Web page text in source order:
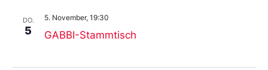
DO.
5 GABBI-Stammtisch
5. November, 19:30